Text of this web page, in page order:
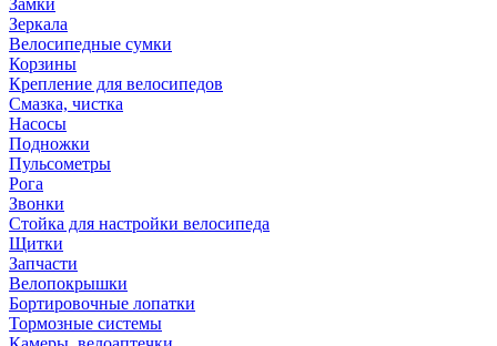
Замки
Зеркала
Велосипедные сумки
Корзины
Крепление для велосипедов
Смазка, чистка
Насосы
Подножки
Пульсометры
Рога
Звонки
Стойка для настройки велосипеда
Щитки
Запчасти
Велопокрышки
Бортировочные лопатки
Тормозные системы